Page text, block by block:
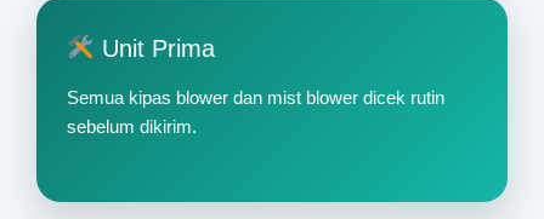
Unit Prima
Semua kipas blower dan mist blower dicek rutin
sebelum dikirim.